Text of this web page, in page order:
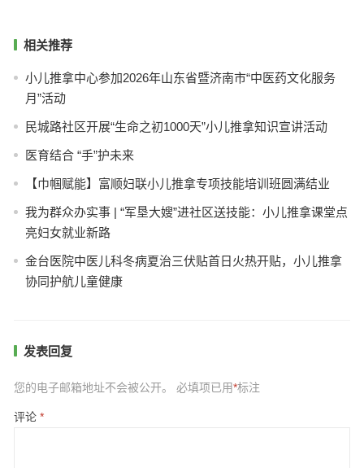
相关推荐
小儿推拿中心参加2026年山东省暨济南市“中医药文化服务
月”活动
民城路社区开展“生命之初1000天”小儿推拿知识宣讲活动
医育结合 “手”护未来
【巾帼赋能】富顺妇联小儿推拿专项技能培训班圆满结业
我为群众办实事 | “军垦大嫂”进社区送技能：小儿推拿课堂点
亮妇女就业新路
金台医院中医儿科冬病夏治三伏贴首日火热开贴，小儿推拿
协同护航儿童健康
发表回复
您的电子邮箱地址不会被公开。 必填项已用*标注
评论 *